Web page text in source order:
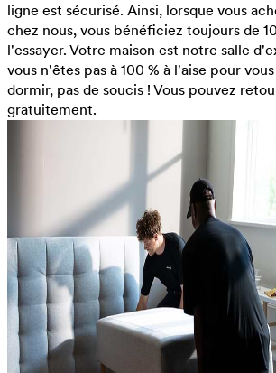
ligne est sécurisé. Ainsi, lorsque vous
chez nous, vous bénéficiez toujours de
l'essayer. Votre maison est notre salle
vous n'êtes pas à 100 % à l'aise pour
dormir, pas de soucis ! Vous pouvez
gratuitement.